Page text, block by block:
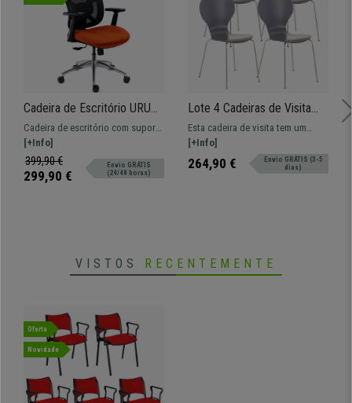
Cadeira de Escritório URUS,
Encosto Ajustável em Altura,
Suporte Lombar, em Laranja
Cadeira de escritório com suporte
lombar regulável. Encosto
ajustável em altura. Uso
profissional de 8h.
[+Info]
399,90 €
299,90 €
Envio GRÁTIS
(24/48 horas)
Lote 4 Cadeiras de Visita
CARVALHO, Estrutura
Metálica, Empilháveis, Em
Esta cadeira de visita tem um
design moderno, fabrico de
qualidade, versatilidade e
comodidade.
[+Info]
264,90 €
Envio GRÁTIS (3-5
dias)
VISTOS RECENTEMENTE
Oferta
Novidade